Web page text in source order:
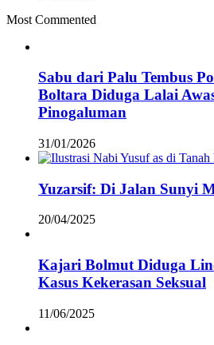
Most Commented
Sabu dari Palu Tembus
Boltara Diduga Lalai
Pinogaluman
31/01/2026
Yuzarsif: Di Jalan Sunyi
20/04/2025
Kajari Bolmut Diduga
Kasus Kekerasan Seksual
11/06/2025